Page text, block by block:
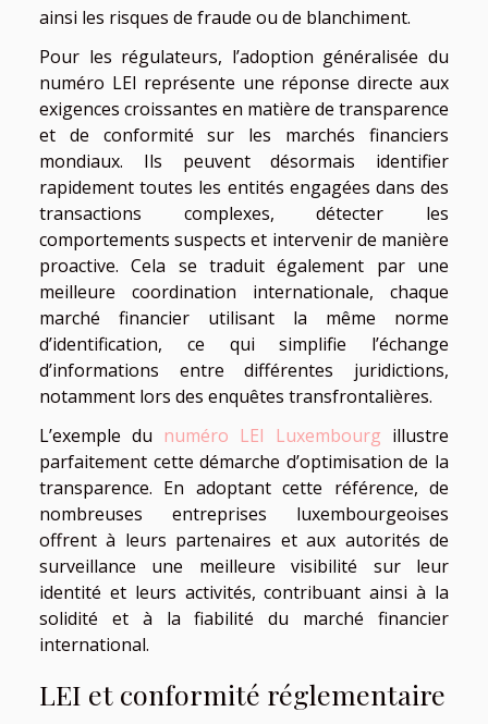
ainsi les risques de fraude ou de blanchiment.
Pour les régulateurs, l’adoption généralisée du
numéro LEI représente une réponse directe aux
exigences croissantes en matière de transparence
et de conformité sur les marchés financiers
mondiaux. Ils peuvent désormais identifier
rapidement toutes les entités engagées dans des
transactions complexes, détecter les
comportements suspects et intervenir de manière
proactive. Cela se traduit également par une
meilleure coordination internationale, chaque
marché financier utilisant la même norme
d’identification, ce qui simplifie l’échange
d’informations entre différentes juridictions,
notamment lors des enquêtes transfrontalières.
L’exemple du numéro LEI Luxembourg illustre
parfaitement cette démarche d’optimisation de la
transparence. En adoptant cette référence, de
nombreuses entreprises luxembourgeoises
offrent à leurs partenaires et aux autorités de
surveillance une meilleure visibilité sur leur
identité et leurs activités, contribuant ainsi à la
solidité et à la fiabilité du marché financier
international.
LEI et conformité réglementaire